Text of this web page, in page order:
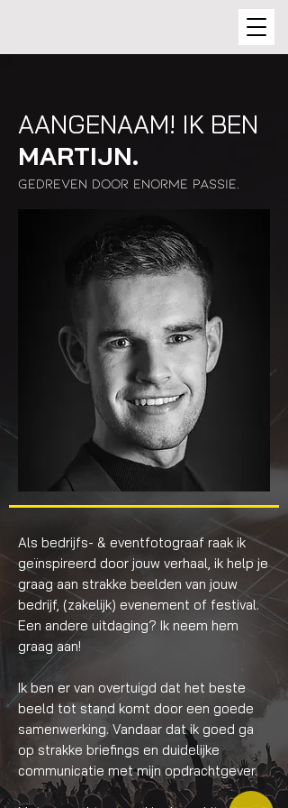
AANGENAAM! IK BEN
MARTIJN.
Gedreven door enorme passie.
Als bedrijfs- & eventfotograaf raak ik
geïnspireerd door jouw verhaal, ik help je
graag aan strakke beelden van jouw
bedrijf, (zakelijk) evenement of festival.
Een andere uitdaging? Ik neem hem
graag aan!
Ik ben er van overtuigd dat het beste
beeld tot stand komt door een goede
samenwerking. Vandaar dat ik goed ga
op strakke briefings en duidelijke
communicatie met mijn opdrachtgever.